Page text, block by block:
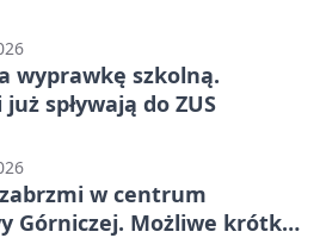
wyprawkę szkolną.
spływają do ZUS
w centrum
Górniczej. Możliwe krótkie